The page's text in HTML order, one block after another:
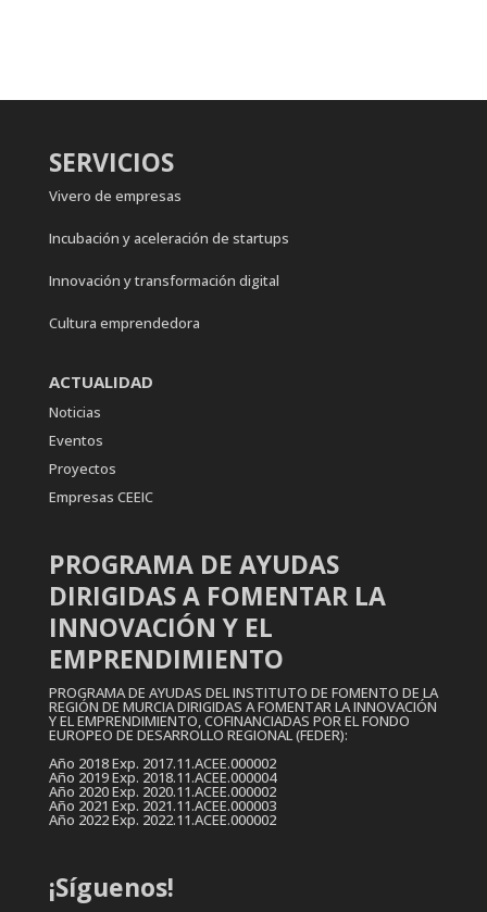
SERVICIOS
Vivero de empresas
Incubación y aceleración de startups
Innovación y transformación digital
Cultura emprendedora
ACTUALIDAD
Noticias
Eventos
Proyectos
Empresas CEEIC
PROGRAMA DE AYUDAS
DIRIGIDAS A FOMENTAR LA
INNOVACIÓN Y EL
EMPRENDIMIENTO
PROGRAMA DE AYUDAS DEL INSTITUTO DE FOMENTO DE LA
REGIÓN DE MURCIA DIRIGIDAS A FOMENTAR LA INNOVACIÓN
Y EL EMPRENDIMIENTO, COFINANCIADAS POR EL FONDO
EUROPEO DE DESARROLLO REGIONAL (FEDER):
Año 2018 Exp. 2017.11.ACEE.000002
Año 2019 Exp. 2018.11.ACEE.000004
Año 2020 Exp. 2020.11.ACEE.000002
Año 2021 Exp. 2021.11.ACEE.000003
Año 2022 Exp. 2022.11.ACEE.000002
¡Síguenos!